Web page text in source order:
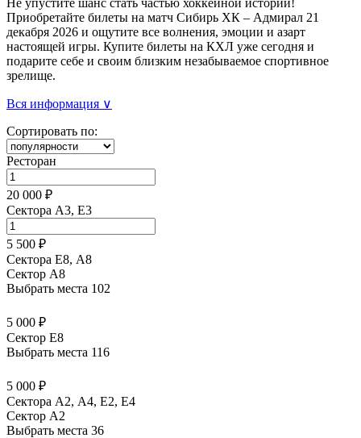
Приобретайте билеты на матч Сибирь ХК – Адмирал 21
декабря 2026 и ощутите все волнения, эмоции и азарт
настоящей игры. Купите билеты на КХЛ уже сегодня и
подарите себе и своим близким незабываемое спортивное
зрелище.
Вся информация ∨
Сортировать по:
Ресторан
20 000 ₽
Сектора A3, E3
5 500 ₽
Сектора Е8, А8
Сектор A8
Выбрать места 102
5 000 ₽
Сектор E8
Выбрать места 116
5 000 ₽
Сектора А2, А4, Е2, Е4
Сектор A2
Выбрать места 36